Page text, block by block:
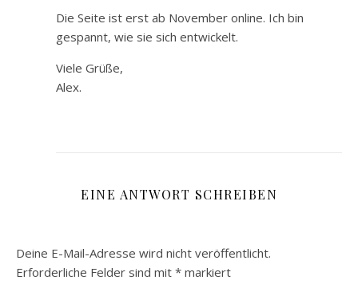
Die Seite ist erst ab November online. Ich bin
gespannt, wie sie sich entwickelt.
Viele Grüße,
Alex.
EINE ANTWORT SCHREIBEN
Deine E-Mail-Adresse wird nicht veröffentlicht.
Erforderliche Felder sind mit * markiert